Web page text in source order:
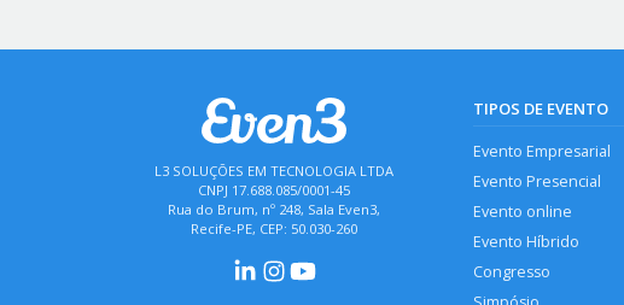
L3 SOLUÇÕES EM TECNOLOGIA LTDA
CNPJ 17.688.085/0001-45
Rua do Brum, nº 248, Sala Even3,
Recife-PE, CEP: 50.030-260
TIPOS DE EVENTO
Evento Empresarial
Evento Presencial
Evento online
Evento Híbrido
Congresso